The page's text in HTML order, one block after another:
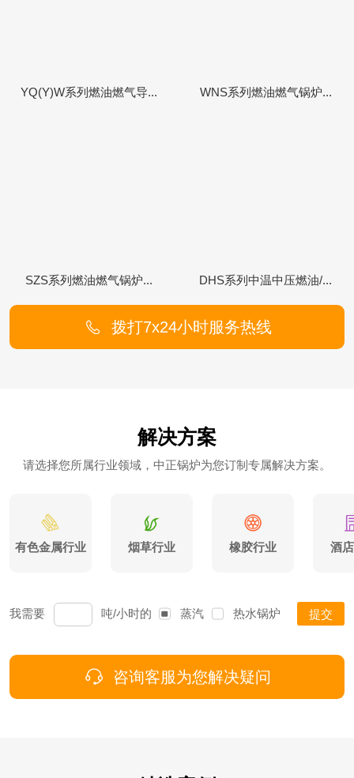
YQ(Y)W系列燃油燃气导... WNS系列燃油燃气锅炉...
SZS系列燃油燃气锅炉... DHS系列中温中压燃油/...
拨打7x24小时服务热线
解决方案
请选择您所属行业领域，中正锅炉为您订制专属解决方案。
有色金属行业 烟草行业 橡胶行业 酒
我需要 吨/小时的 蒸汽 热水锅炉 提交
咨询客服为您解决疑问